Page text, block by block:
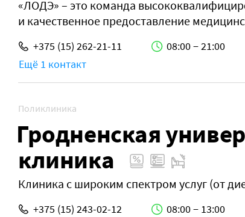
«ЛОДЭ» – это команда
и качественное предоставление
+375 (15) 262-21-11 08:00 − 21:00
Ещё 1 контакт
Поликлиника
Гродненская
клиника
Клиника с широким спектром услуг (от
+375 (15) 243-02-12 08:00 − 13:00